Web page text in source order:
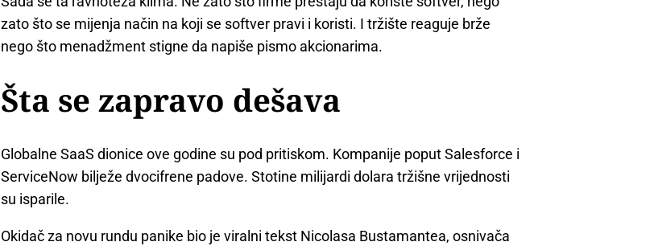
zato što se mijenja način na koji se softver pravi i koristi. I tržište reaguje brže
nego što menadžment stigne da napiše pismo akcionarima.
Šta se zapravo dešava
Globalne SaaS dionice ove godine su pod pritiskom. Kompanije poput Salesforce i
ServiceNow bilježe dvocifrene padove. Stotine milijardi dolara tržišne vrijednosti
su isparile.
Okidač za novu rundu panike bio je viralni tekst Nicolasa Bustamantea, osnivača